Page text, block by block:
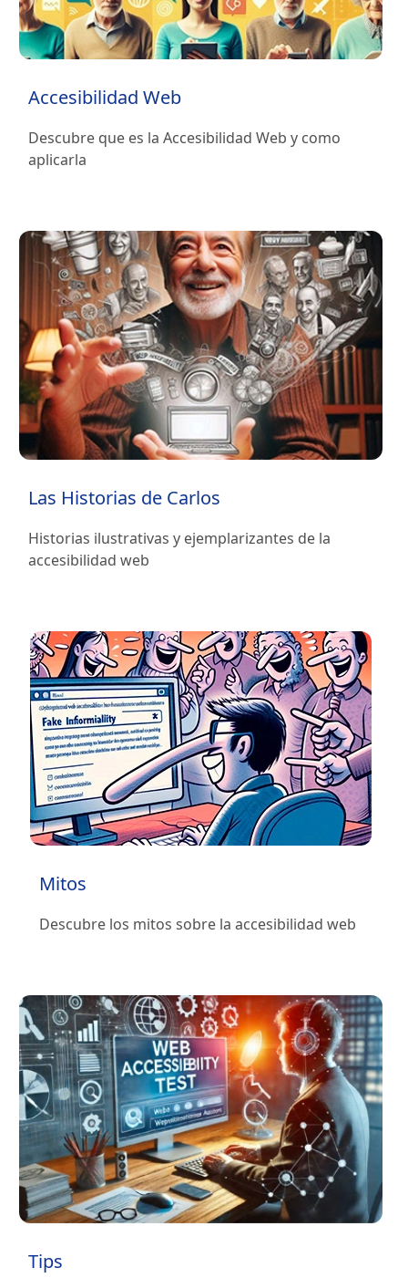
Accesibilidad Web
Descubre que es la Accesibilidad Web y como
aplicarla
Las Historias de Carlos
Historias ilustrativas y ejemplarizantes de la
accesibilidad web
Mitos
Descubre los mitos sobre la accesibilidad web
Tips